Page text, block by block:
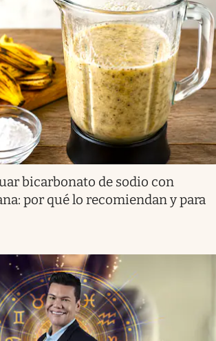
bicarbonato de sodio con
por qué lo recomiendan y para